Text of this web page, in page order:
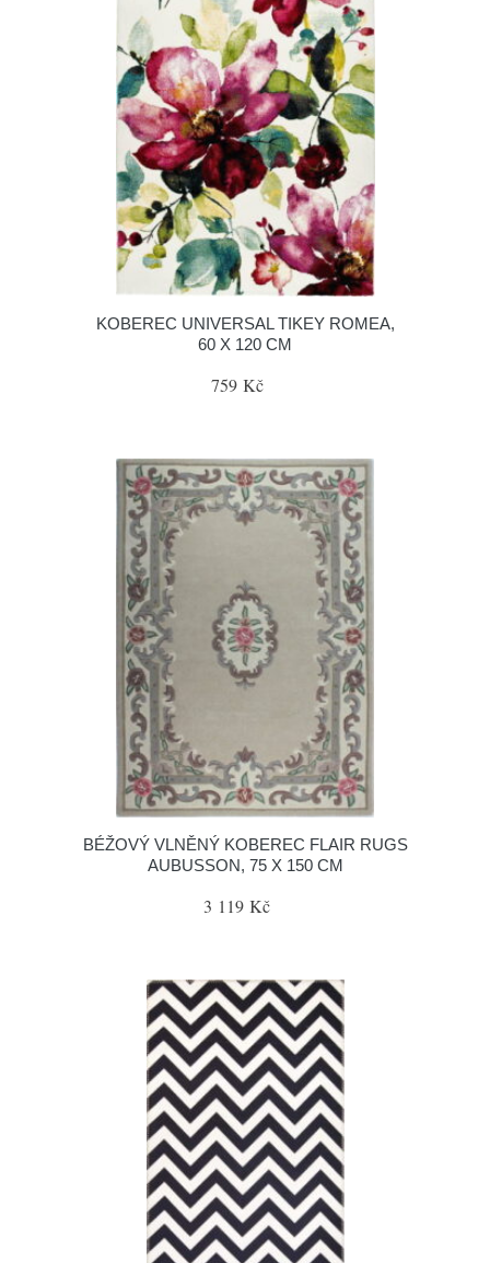
KOBEREC UNIVERSAL TIKEY ROMEA,
60 X 120 CM
759 Kč
BÉŽOVÝ VLNĚNÝ KOBEREC FLAIR RUGS
AUBUSSON, 75 X 150 CM
3 119 Kč